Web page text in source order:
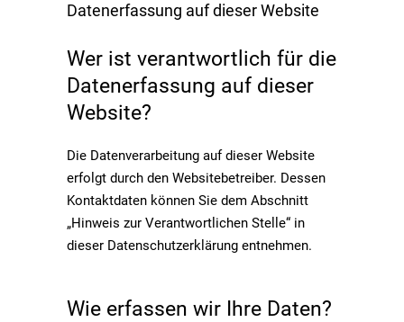
Datenerfassung auf dieser Website
Wer ist verantwortlich für die
Datenerfassung auf dieser
Website?
Die Datenverarbeitung auf dieser Website
erfolgt durch den Websitebetreiber. Dessen
Kontaktdaten können Sie dem Abschnitt
„Hinweis zur Verantwortlichen Stelle“ in
dieser Datenschutzerklärung entnehmen.
Wie erfassen wir Ihre Daten?